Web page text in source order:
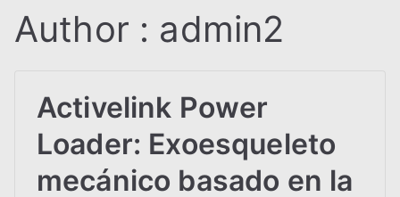
Author : admin2
Activelink Power
Loader: Exoesqueleto
mecánico basado en la